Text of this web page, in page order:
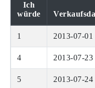
Ich
würde
1 2013-07-01
4 2013-07-23
5 2013-07-24